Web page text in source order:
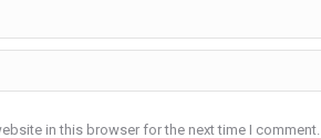
in this browser for the next time I comment.